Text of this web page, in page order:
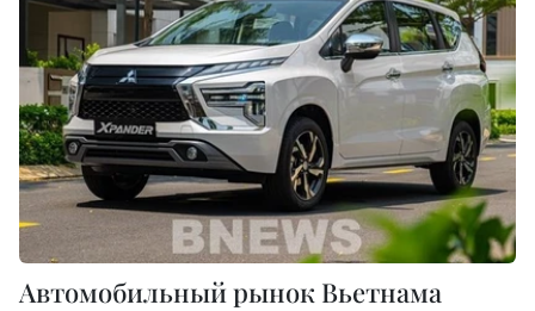
Автомобильный рынок Вьетнама